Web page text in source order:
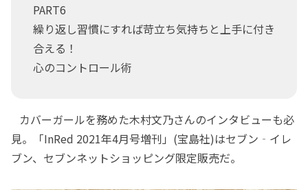
PART6
繰り返し習慣にすれば苛立ち気持ちと上手に付き
合える！
心のコントロール術
カバーガールを務めた木村文乃さんのインタビューも必
見。「InRed 2021年4月号増刊」(宝島社)はセブン‐イレ
ブン、セブンネットショッピング限定販売だ。